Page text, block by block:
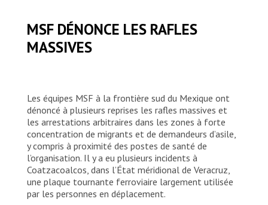
MSF DÉNONCE LES RAFLES
MASSIVES
Les équipes MSF à la frontière sud du Mexique ont
dénoncé à plusieurs reprises les rafles massives et
les arrestations arbitraires dans les zones à forte
concentration de migrants et de demandeurs d’asile,
y compris à proximité des postes de santé de
l’organisation. Il y a eu plusieurs incidents à
Coatzacoalcos, dans l’État méridional de Veracruz,
une plaque tournante ferroviaire largement utilisée
par les personnes en déplacement.